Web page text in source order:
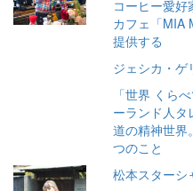
コーヒー愛好
カフェ「MIA
提供する
ジェシカ・
「世界 くら
ーランド人タ
道の精神世界
つのこと
松本スターシ